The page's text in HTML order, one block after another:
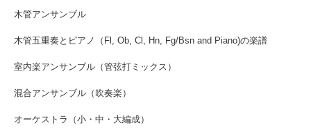
木管アンサンブル
木管五重奏とピアノ（Fl, Ob, Cl, Hn, Fg/Bsn and Piano)の楽譜
室内楽アンサンブル（管弦打ミックス）
混合アンサンブル（吹奏楽）
オーケストラ（小・中・大編成）